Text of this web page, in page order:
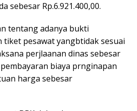
sebesar Rp.6.921.400,00.
tentang adanya bukti
pesawat yangbtidak sesuai
perjlaanan dinas sebesar
pembayaran biaya prnginapan
harga sebesar